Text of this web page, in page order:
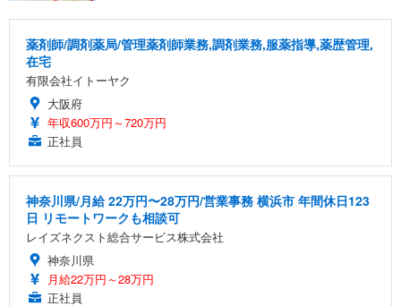
薬剤師/調剤薬局/管理薬剤師業務,調剤業務,服薬指導,薬歴管理,
在宅
有限会社イトーヤク
大阪府
年収600万円～720万円
正社員
神奈川県/月給 22万円〜28万円/営業事務 横浜市 年間休日123
日 リモートワークも相談可
レイズネクスト総合サービス株式会社
神奈川県
月給22万円～28万円
正社員